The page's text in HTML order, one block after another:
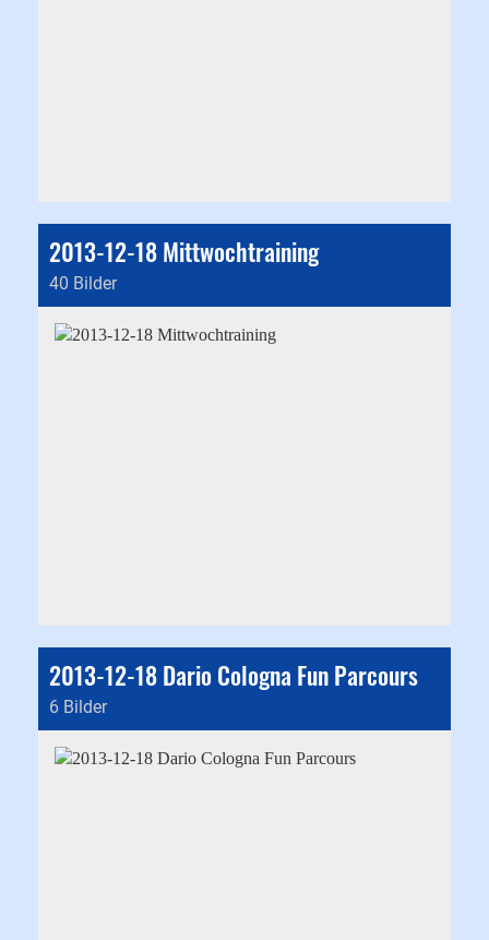
2013-12-18 Mittwochtraining
40 Bilder
2013-12-18 Dario Cologna Fun Parcours
6 Bilder